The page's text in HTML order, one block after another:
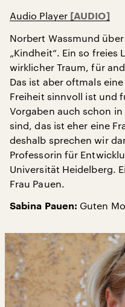
Audio Player
Norbert Wassmund
„Kindheit“. Ein so freies
wirklicher Traum, für
Das ist aber oftmals
Freiheit sinnvoll ist und
Vorgaben auch schon
sind, das ist eher eine
deshalb sprechen wir
Professorin für
Universität Heidelberg.
Frau Pauen.
Sabina Pauen: Guten